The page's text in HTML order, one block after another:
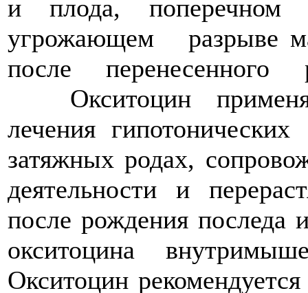
и плода,
угрожающем разрыве
после
Окситоцин
лечения
затяжных родах,
деятельности и
после рождения последа
окситоцина
Окситоцин